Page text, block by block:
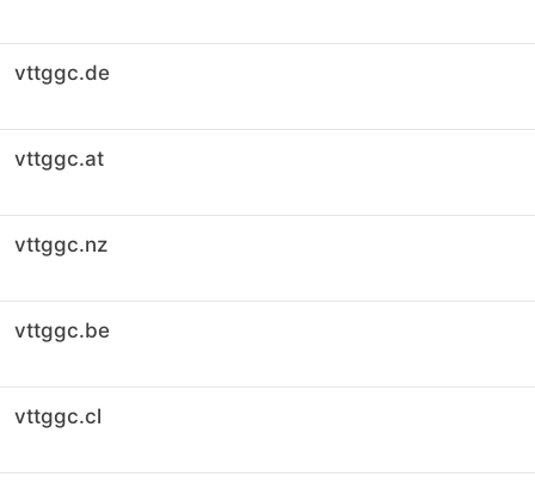
vttggc.de
vttggc.at
vttggc.nz
vttggc.be
vttggc.cl